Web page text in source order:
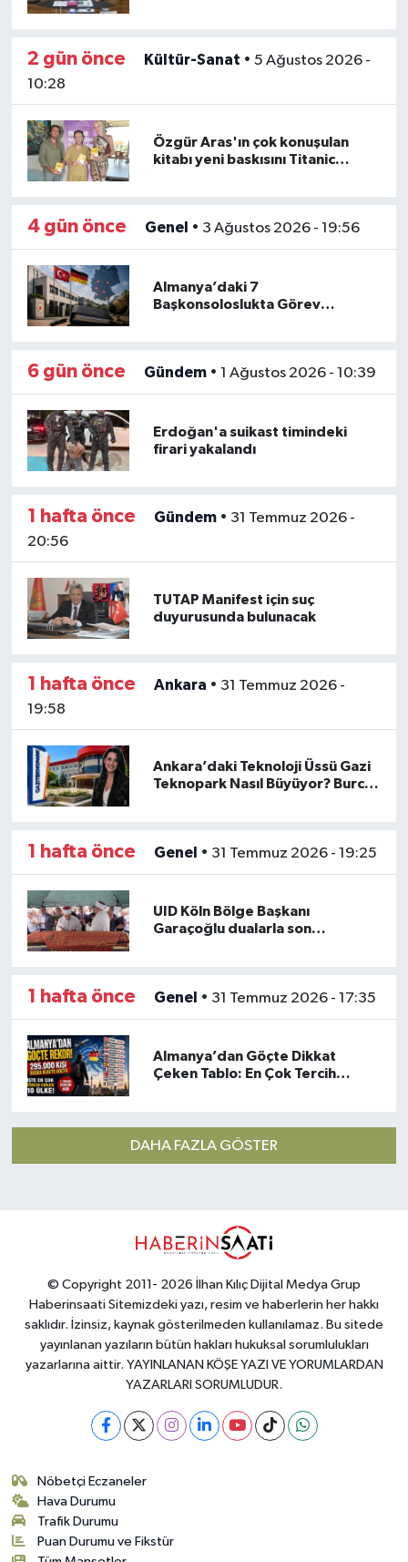
2 gün önce Kültür-Sanat • 5 Ağustos 2026 -
10:28
Özgür Aras'ın çok konuşulan
kitabı yeni baskısını Titanic
4 gün önce Genel • 3 Ağustos 2026 - 19:56
Almanya’daki 7
Başkonsoloslukta Görev
6 gün önce Gündem• 1 Ağustos 2026 - 10:39
Erdoğan'a suikast timindeki
firari yakalandı
1 hafta önce Gündem• 31 Temmuz 2026 -
20:56
TUTAP Manifest için suç
duyurusunda bulunacak
1 hafta önce Ankara • 31 Temmuz 2026 -
19:58
Ankara’daki Teknoloji Üssü Gazi
Teknopark Nasıl Büyüyor? Burcu
1 hafta önce Genel • 31 Temmuz 2026 - 19:25
UID Köln Bölge Başkanı
Garaçoğlu dualarla son
1 hafta önce Genel • 31 Temmuz 2026 - 17:35
Almanya’dan Göçte Dikkat
Çeken Tablo: En Çok Tercih
DAHA FAZLA GÖSTER
© Copyright 2011- 2026 İlhan Kılıç Dijital Medya Grup
Haberinsaati Sitemizdeki yazı, resim ve haberlerin her hakkı
saklıdır. İzinsiz, kaynak gösterilmeden kullanılamaz. Bu sitede
yayınlanan yazıların bütün hakları hukuksal sorumlulukları
yazarlarına aittir. YAYINLANAN KÖŞE YAZI VE YORUMLARDAN
YAZARLARI SORUMLUDUR.
Nöbetçi Eczaneler
Hava Durumu
Trafik Durumu
Puan Durumu ve Fikstür